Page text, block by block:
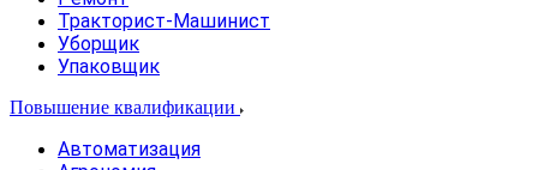
Тракторист-Машинист
Уборщик
Упаковщик
Повышение квалификации
Автоматизация